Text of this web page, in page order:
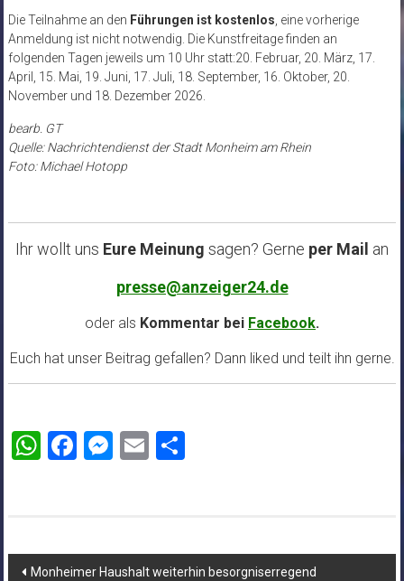
Die Teilnahme an den Führungen ist kostenlos, eine vorherige
Anmeldung ist nicht notwendig. Die Kunstfreitage finden an
folgenden Tagen jeweils um 10 Uhr statt:20. Februar, 20. März, 17.
April, 15. Mai, 19. Juni, 17. Juli, 18. September, 16. Oktober, 20.
November und 18. Dezember 2026.
bearb. GT
Quelle: Nachrichtendienst der Stadt Monheim am Rhein
Foto: Michael Hotopp
Ihr wollt uns Eure Meinung sagen? Gerne per Mail an
presse@anzeiger24.de
oder als Kommentar bei Facebook.
Euch hat unser Beitrag gefallen? Dann liked und teilt ihn gerne.
WhatsApp
Facebook
Messenger
Email
Beitragsnavigation
Monheimer Haushalt weiterhin besorgniserregend